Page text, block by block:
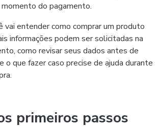
do pagamento.
vai entender como comprar um produto
informações podem ser solicitadas na
como revisar seus dados antes de
o que fazer caso precise de ajuda durante
primeiros passos